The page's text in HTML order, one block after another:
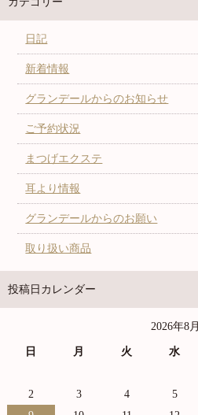
日記
新着情報
グランデールからのお知らせ
ご予約状況
まつげエクステ
耳より情報
グランデールからのお願い
取り扱い商品
投稿日カレンダー
2026年8月
日 月 火 水
2
3 4 5